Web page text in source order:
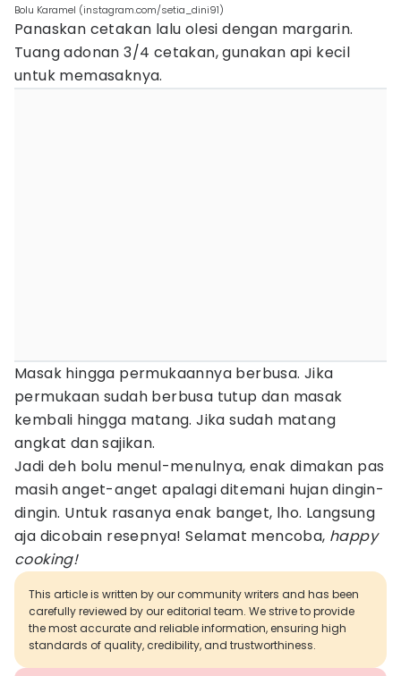
Bolu Karamel (instagram.com/setia_dini91)
Panaskan cetakan lalu olesi dengan margarin.
Tuang adonan 3/4 cetakan, gunakan api kecil
untuk memasaknya.
Masak hingga permukaannya berbusa. Jika
permukaan sudah berbusa tutup dan masak
kembali hingga matang. Jika sudah matang
angkat dan sajikan.
Jadi deh bolu menul-menulnya, enak dimakan pas
masih anget-anget apalagi ditemani hujan dingin-
dingin. Untuk rasanya enak banget, lho. Langsung
aja dicobain resepnya! Selamat mencoba, happy
cooking!
This article is written by our community writers and has been
carefully reviewed by our editorial team. We strive to provide
the most accurate and reliable information, ensuring high
standards of quality, credibility, and trustworthiness.